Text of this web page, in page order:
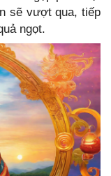
sẽ vượt qua, tiếp
ngọt.